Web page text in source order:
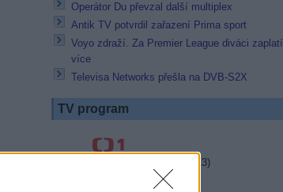
Operátor Du převzal další multiplex
Antik TV potvrdil zařazení Prima sport
Voyo zdraží. Za Premier League diváci zaplatí
více
Televisa Networks přešla na DVB-S2X
TV program
20:10 Místo zločinu Ostrava (6/13)
21:10 Doktor Martin (13/16)
22:05 Svět pod hlavou (7/10)